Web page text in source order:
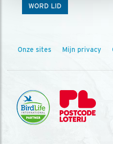
WORD LID
Onze sites Mijn privacy